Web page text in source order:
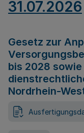
31.07.2026
Gesetz zur
bis 2028
Nordrhein-